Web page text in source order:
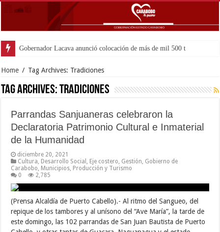
Gobernador Lacava anunció colocación de más de mil 500 toneladas d
Home / Tag Archives: Tradiciones
Tag Archives:Tradiciones
Parrandas Sanjuaneras celebraron la
Declaratoria Patrimonio Cultural e Inmaterial
de la Humanidad
diciembre 20, 2021
Cultura Desarrollo Social Eje costero Gestión Gobierno de
Carabobo Municipios Producción y Turismo
0
2,785
(Prensa Alcaldía de Puerto Cabello).- Al ritmo del Sangueo, del
repique de los tambores y al unísono del “Ave María”, la tarde de
este domingo, las 102 parrandas de San Juan Bautista de Puerto